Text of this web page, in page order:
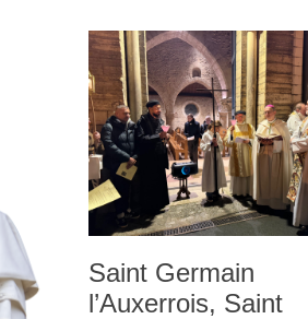
Saint Germain
l’Auxerrois, Saint